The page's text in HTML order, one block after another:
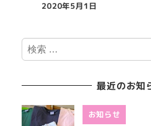
2020年5月1日
検
索
最近のお知
お知らせ